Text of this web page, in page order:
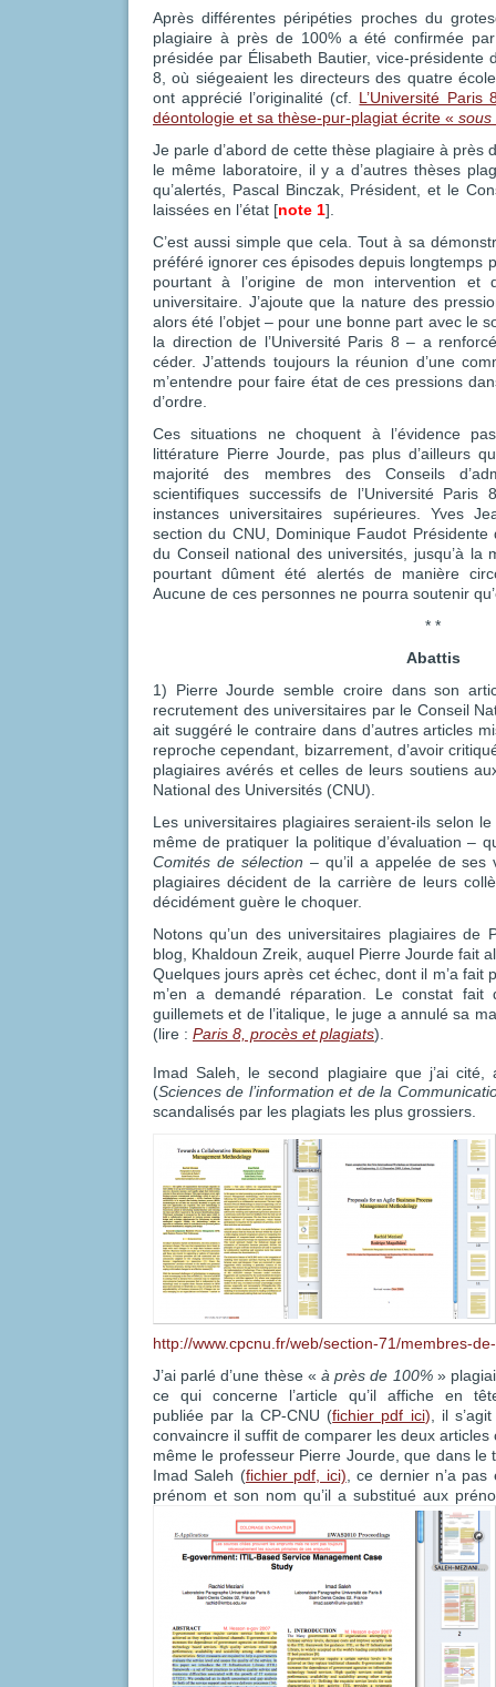
Après différentes péripéties proches du
plagiaire à près de 100% a été confirmée
présidée par Élisabeth Bautier, vice-présidente
8, où siégeaient les directeurs des quatre
ont apprécié l’originalité (cf. L’Université Paris
déontologie et sa thèse-pur-plagiat écrite « sous
Je parle d’abord de cette thèse plagiaire à près
le même laboratoire, il y a d’autres thèses
qu’alertés, Pascal Binczak, Président, et le
laissées en l’état [note 1].
C’est aussi simple que cela. Tout à sa
préféré ignorer ces épisodes depuis longtemps
pourtant à l’origine de mon intervention
universitaire. J’ajoute que la nature des
alors été l’objet – pour une bonne part avec le
la direction de l’Université Paris 8 – a
céder. J’attends toujours la réunion d’une
m’entendre pour faire état de ces pressions
d’ordre.
Ces situations ne choquent à l’évidence
littérature Pierre Jourde, pas plus d’ailleurs
majorité des membres des Conseils
scientifiques successifs de l’Université
instances universitaires supérieures. Yves
section du CNU, Dominique Faudot
du Conseil national des universités, jusqu’à la
pourtant dûment été alertés de manière
Aucune de ces personnes ne pourra soutenir
* *
Abattis
1) Pierre Jourde semble croire dans son
recrutement des universitaires par le Conseil
ait suggéré le contraire dans d’autres articles
reproche cependant, bizarrement, d’avoir
plagiaires avérés et celles de leurs soutiens
National des Universités (CNU).
Les universitaires plagiaires seraient-ils selon
même de pratiquer la politique d’évaluation –
Comités de sélection – qu’il a appelée de
plagiaires décident de la carrière de leurs
décidément guère le choquer.
Notons qu’un des universitaires plagiaires de
blog, Khaldoun Zreik, auquel Pierre Jourde fait
Quelques jours après cet échec, dont il m’a fait
m’en a demandé réparation. Le constat
guillemets et de l’italique, le juge a annulé sa
(lire : Paris 8, procès et plagiats).
Imad Saleh, le second plagiaire que j’ai
(Sciences de l’information et de la
scandalisés par les plagiats les plus grossiers.
http://www.cpcnu.fr/web/section-71/membres-
J’ai parlé d’une thèse « à près de 100%»
ce qui concerne l’article qu’il affiche en
publiée par la CP-CNU (fichier pdf ici), il
convaincre il suffit de comparer les deux
même le professeur Pierre Jourde, que dans le
Imad Saleh (fichier pdf, ici), ce dernier n’a
prénom et son nom qu’il a substitué aux